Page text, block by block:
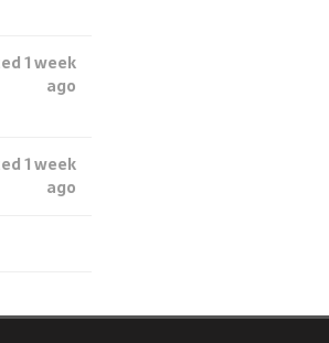
1 week
ago
1 week
ago